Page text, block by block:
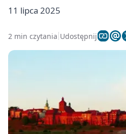
11 lipca 2025
2 min czytania Udostępnij